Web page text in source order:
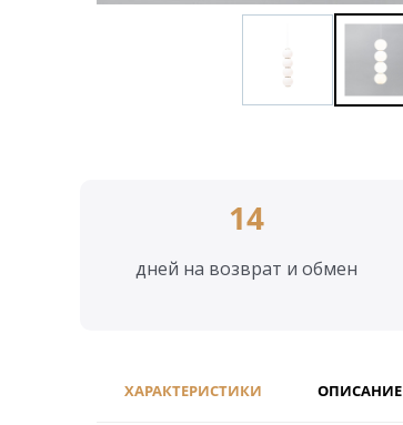
14
дней на возврат и обмен
ХАРАКТЕРИСТИКИ ОПИСАНИЕ